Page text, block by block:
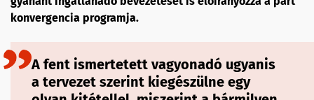
konvergencia programja.
A fent ismertetett vagyonadó ugyanis
a tervezet szerint kiegészülne egy